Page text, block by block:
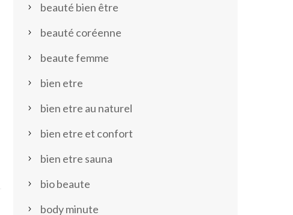
beauté bien être
beauté coréenne
beaute femme
bien etre
bien etre au naturel
bien etre et confort
bien etre sauna
bio beaute
body minute